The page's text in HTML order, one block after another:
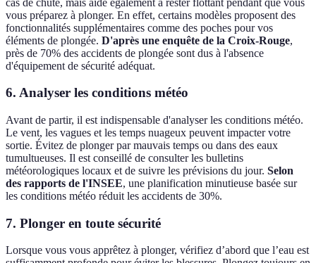
vous préparez à plonger. En effet, certains modèles proposent des
fonctionnalités supplémentaires comme des poches pour vos
éléments de plongée. D'après une enquête de la Croix-Rouge,
près de 70% des accidents de plongée sont dus à l'absence
d'équipement de sécurité adéquat.
6. Analyser les conditions météo
Avant de partir, il est indispensable d'analyser les conditions météo.
Le vent, les vagues et les temps nuageux peuvent impacter votre
sortie. Évitez de plonger par mauvais temps ou dans des eaux
tumultueuses. Il est conseillé de consulter les bulletins
météorologiques locaux et de suivre les prévisions du jour. Selon
des rapports de l'INSEE, une planification minutieuse basée sur
les conditions météo réduit les accidents de 30%.
7. Plonger en toute sécurité
Lorsque vous vous apprêtez à plonger, vérifiez d’abord que l’eau est